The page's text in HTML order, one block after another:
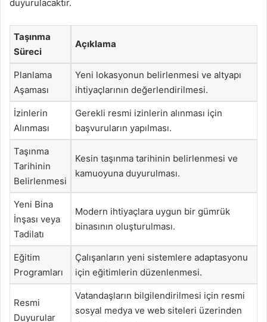
duyurulacaktır.
Taşınma
Süreci
Açıklama
Planlama
Aşaması
Yeni lokasyonun belirlenmesi ve altyapı
ihtiyaçlarının değerlendirilmesi.
İzinlerin
Alınması
Gerekli resmi izinlerin alınması için
başvuruların yapılması.
Taşınma
Tarihinin
Belirlenmesi
Kesin taşınma tarihinin belirlenmesi ve
kamuoyuna duyurulması.
Yeni Bina
İnşası veya
Tadilatı
Modern ihtiyaçlara uygun bir gümrük
binasının oluşturulması.
Eğitim
Programları
Çalışanların yeni sistemlere adaptasyonu
için eğitimlerin düzenlenmesi.
Resmi
Duyurular
Vatandaşların bilgilendirilmesi için resmi
sosyal medya ve web siteleri üzerinden